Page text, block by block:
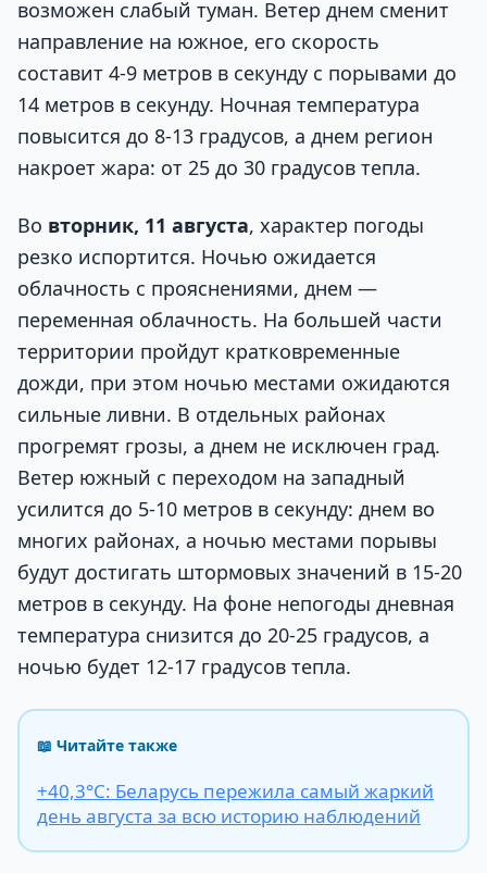
возможен слабый туман. Ветер днем сменит
направление на южное, его скорость
составит 4-9 метров в секунду с порывами до
14 метров в секунду. Ночная температура
повысится до 8-13 градусов, а днем регион
накроет жара: от 25 до 30 градусов тепла.
Во вторник, 11 августа, характер погоды
резко испортится. Ночью ожидается
облачность с прояснениями, днем —
переменная облачность. На большей части
территории пройдут кратковременные
дожди, при этом ночью местами ожидаются
сильные ливни. В отдельных районах
прогремят грозы, а днем не исключен град.
Ветер южный с переходом на западный
усилится до 5-10 метров в секунду: днем во
многих районах, а ночью местами порывы
будут достигать штормовых значений в 15-20
метров в секунду. На фоне непогоды дневная
температура снизится до 20-25 градусов, а
ночью будет 12-17 градусов тепла.
📖 Читайте также
+40,3°С: Беларусь пережила самый жаркий
день августа за всю историю наблюдений